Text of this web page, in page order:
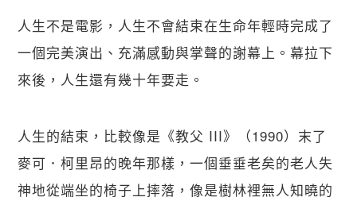
人生不是電影，人生不會結束在生命年輕時完成了
一個完美演出、充滿感動與掌聲的謝幕上。幕拉下
來後，人生還有幾十年要走。
人生的結束，比較像是《教父 III》（1990）末了
麥可．柯里昂的晚年那樣，一個垂垂老矣的老人失
神地從端坐的椅子上摔落，像是樹林裡無人知曉的